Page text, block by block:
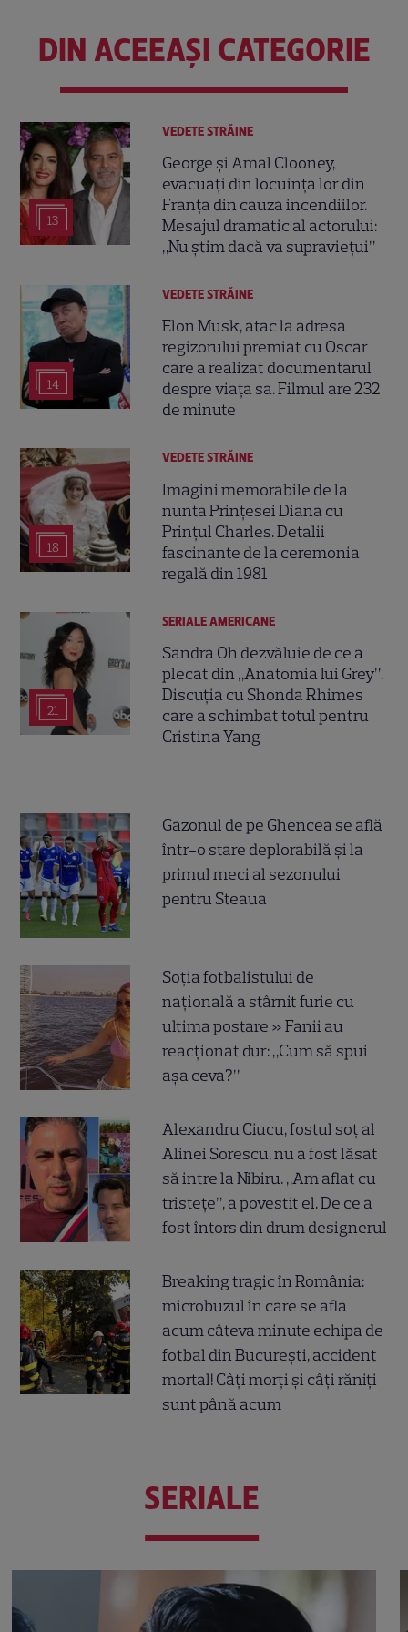
DIN ACEEAȘI CATEGORIE
13
VEDETE STRĂINE
George și Amal Clooney,
evacuați din locuința lor din
Franța din cauza incendiilor.
Mesajul dramatic al actorului:
„Nu știm dacă va supraviețui”
14
VEDETE STRĂINE
Elon Musk, atac la adresa
regizorului premiat cu Oscar
care a realizat documentarul
despre viața sa. Filmul are 232
de minute
18
VEDETE STRĂINE
Imagini memorabile de la
nunta Prințesei Diana cu
Prințul Charles. Detalii
fascinante de la ceremonia
regală din 1981
21
SERIALE AMERICANE
Sandra Oh dezvăluie de ce a
plecat din „Anatomia lui Grey”.
Discuția cu Shonda Rhimes
care a schimbat totul pentru
Cristina Yang
Gazonul de pe Ghencea se află
într-o stare deplorabilă și la
primul meci al sezonului
pentru Steaua
Soția fotbalistului de
națională a stârnit furie cu
ultima postare » Fanii au
reacționat dur: „Cum să spui
așa ceva?”
Alexandru Ciucu, fostul soț al
Alinei Sorescu, nu a fost lăsat
să intre la Nibiru. „Am aflat cu
tristețe”, a povestit el. De ce a
fost întors din drum designerul
Breaking tragic în România:
microbuzul în care se afla
acum câteva minute echipa de
fotbal din București, accident
mortal! Câți morți și câți răniți
sunt până acum
SERIALE